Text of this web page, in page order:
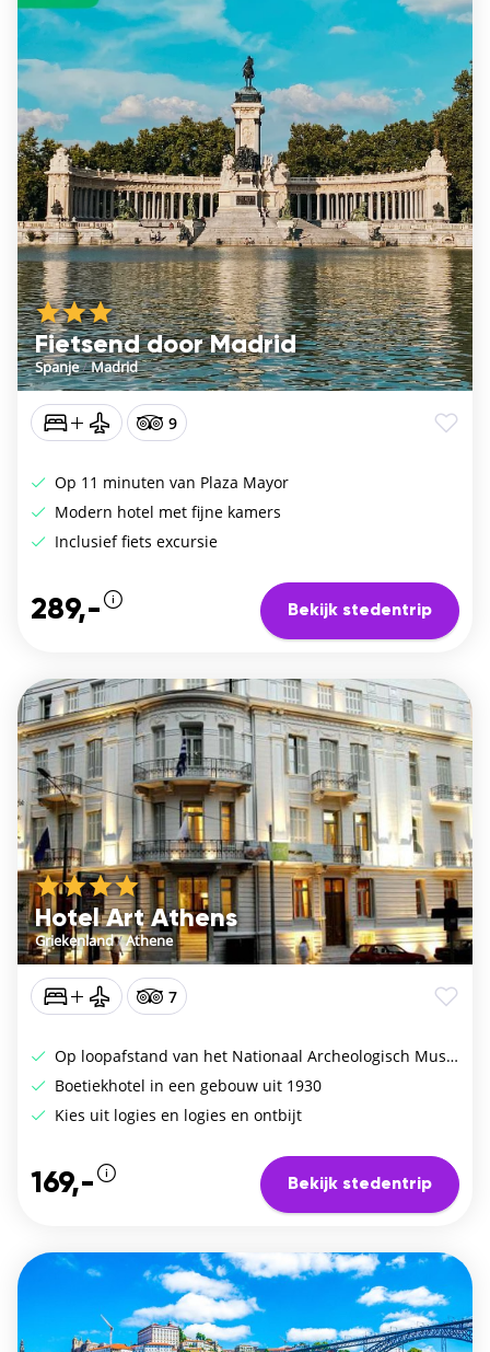
Fietsend door Madrid
Spanje/Madrid
9
Op 11 minuten van Plaza Mayor
Modern hotel met fijne kamers
Inclusief fiets excursie
289,- Bekijk stedentrip
Hotel Art Athens
Griekenland/Athene
7
Op loopafstand van het Nationaal Archeologisch Museum
Boetiekhotel in een gebouw uit 1930
Kies uit logies en logies en ontbijt
169,- Bekijk stedentrip